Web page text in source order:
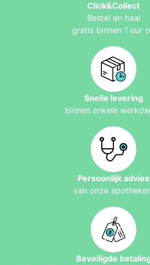
Click&Collect
Bestel en haal
gratis binnen 1 uur
Snelle levering
binnen enkele
Persoonlijk advies
van onze
Beveiligde